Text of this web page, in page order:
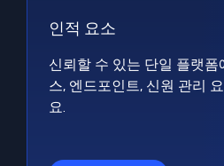
인적 요소
신뢰할 수 있는 단일 플랫폼
스, 엔드포인트, 신원 관리
요.